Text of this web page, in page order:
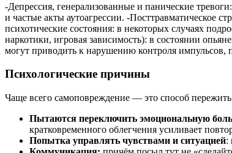
-Депрессия, генерализованные и панические
и частые акты аутоагрессии. -Посттравматическое
психотические состояния: в некоторых случаях
наркотики, игровая зависимость): в состоянии
могут приводить к нарушению контроля
Психологические причины
Чаще всего самоповреждение — это способ
Пытаются переключить эмоциональную
кратковременного облегчения усиливает
Попытка управлять чувствами и ситуацией: